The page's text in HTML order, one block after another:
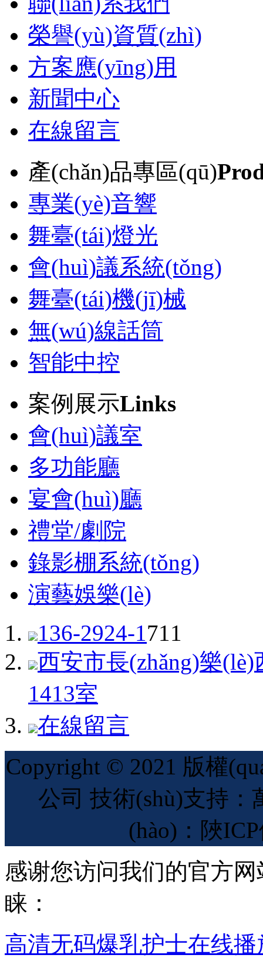
榮譽(yù)資質(zhì)
方案應(yīng)用
新聞中心
在線留言
產(chǎn)品專區(qū)
專業(yè)音響
舞臺(tái)燈光
會(huì)議系統(tǒng)
舞臺(tái)機(jī)械
無(wú)線話筒
智能中控
案例展示Links
會(huì)議室
多功能廳
宴會(huì)廳
禮堂/劇院
錄影棚系統(tǒng)
演藝娛樂(lè)
136-2924-1711
西安市長(zhǎng)樂
1413室
在線留言
Copyright © 2021 版權
公司 技術(shù)支持
(hào)：陜
感谢您访问我们的官方
睐：
高清无码爆乳护士在线